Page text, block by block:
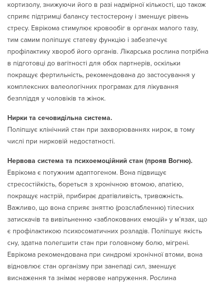
кортизолу, знижуючи його в разі надмірної кількості, що також
сприяє підтримці балансу тестостерону і зменшує рівень
стресу. Еврікома стимулює кровообіг в органах малого тазу,
тим самим поліпшує статеву функцію і забезпечує
профілактику хвороб його органів. Лікарська рослина потрібна
в підготовці до вагітності для обох партнерів, оскільки
покращує фертильність, рекомендована до застосування у
комплексних валеологічних програмах для лікування
безпліддя у чоловіків та жінок.
Нирки та сечовидільна система.
Поліпшує клінічний стан при захворюваннях нирок, в тому
числі при нирковій недостатності.
Нервова система та психоемоційний стан (прояв Вогню).
Еврікома є потужним адаптогеном. Вона підвищує
стресостійкість, бореться з хронічною втомою, апатією,
покращує настрій, прибирає дратівливість, тривожність.
Важливо, що вона сприяє зняттю (розслабленню) тілесних
затискачів та вивільненню «заблокованих емоцій» у м’язах, що
є профілактикою психосоматичних розладів. Поліпшує якість
сну, здатна полегшити стан при головному болю, мігрені.
Еврікома рекомендована при синдромі хронічної втоми, вона
відновлює стан організму при занепаді сил, зменшує
виснаження та знімає нервове напруження. Рослина